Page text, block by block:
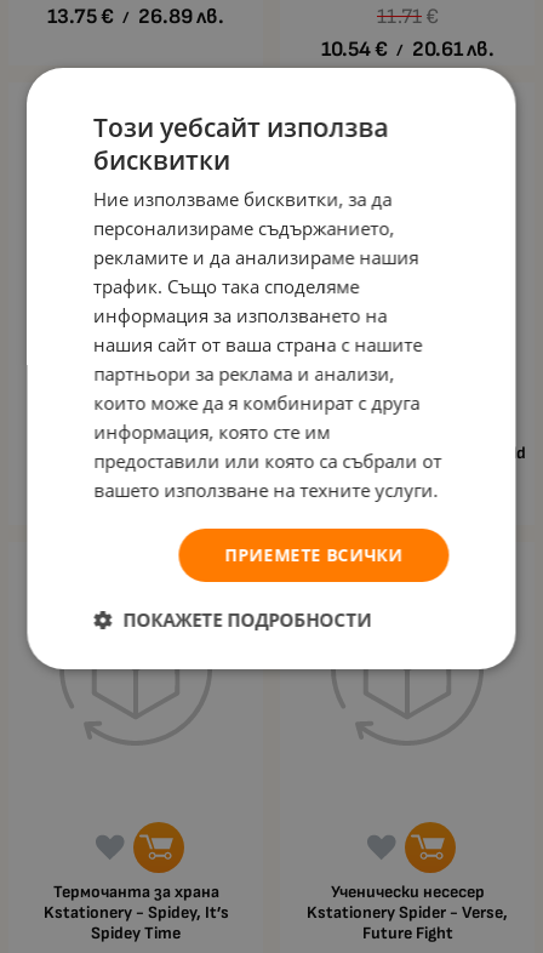
13.75€ / 26.89лв. 11.71 €
10.54€ / 20.61лв.
3D Термочанта за храна
Pawsome Day
храна Kstationery Stitch - Hold
On Tight
€
Термочанта за храна
Kstationery - Spidey, It’s
Spidey Time
Ученически несесер
Kstationery Spider - Verse,
Future Fight
Този уебсайт използва
бисквитки
Ние използваме бисквитки, за да
персонализираме съдържанието,
рекламите и да анализираме нашия
трафик. Също така споделяме
информация за използването на
нашия сайт от ваша страна с нашите
партньори за реклама и анализи,
които може да я комбинират с друга
информация, която сте им
предоставили или която са събрали от
вашето използване на техните услуги.
ПРИЕМЕТЕ ВСИЧКИ
ПОКАЖЕТЕ ПОДРОБНОСТИ